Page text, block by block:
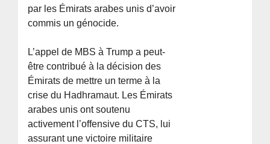
par les Émirats arabes unis d’avoir
commis un génocide.
L’appel de MBS à Trump a peut-
être contribué à la décision des
Émirats de mettre un terme à la
crise du Hadhramaut. Les Émirats
arabes unis ont soutenu
activement l’offensive du CTS, lui
assurant une victoire militaire